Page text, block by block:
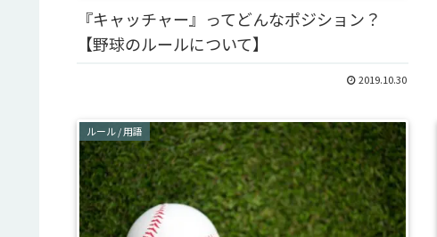
『キャッチャー』ってどんなポジション？
【野球のルールについて】
2019.10.30
ルール / 用語